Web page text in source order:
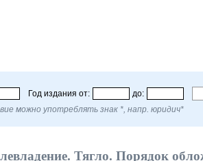
Год издания от: до:
можно употреблять знак *, напр. юридич*
Тягло. Порядок